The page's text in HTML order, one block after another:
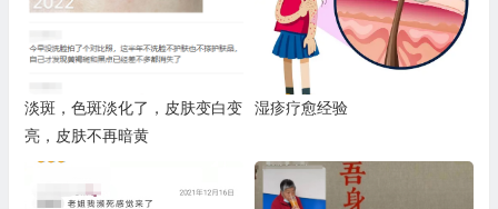
淡斑，色斑淡化了，皮肤变白变
亮，皮肤不再暗黄
湿疹疗愈经验